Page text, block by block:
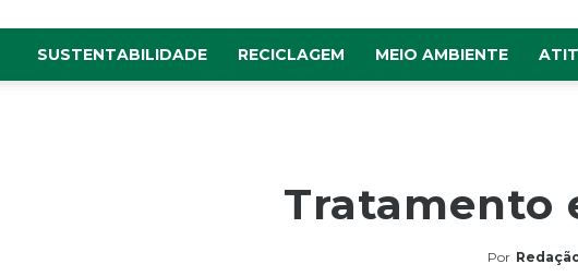
SUSTENTABILIDADE RECICLAGEM MEIO AMBIENTE
Tratamento
Por